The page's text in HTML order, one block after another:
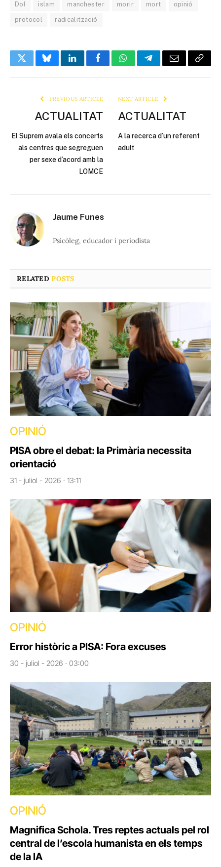
Dol islam manchester morir mort opinió
protocol radicalització
TwitterBlueskyLinkedInFacebookWhatsAppTelegramEmail Copy
PREVIOUS ARTICLE
ACTUALITAT
El Suprem avala els concerts
als centres que segreguen
per sexe d’acord amb la
LOMCE
NEXT ARTICLE
ACTUALITAT
A la recerca d’un referent
adult
Jaume Funes
Psicòleg, educador i periodista
RELATEDPOSTS
OPINIÓ
PISA obre el debat: la Primària necessita
orientació
31 - juliol - 2026 · 13:11
OPINIÓ
Error històric a PISA: Fora excuses
30 - juliol - 2026 · 03:00
OPINIÓ
Magnifica Schola. Tres reptes actuals pel rol
central de l’escola humanista en els temps
de la IA